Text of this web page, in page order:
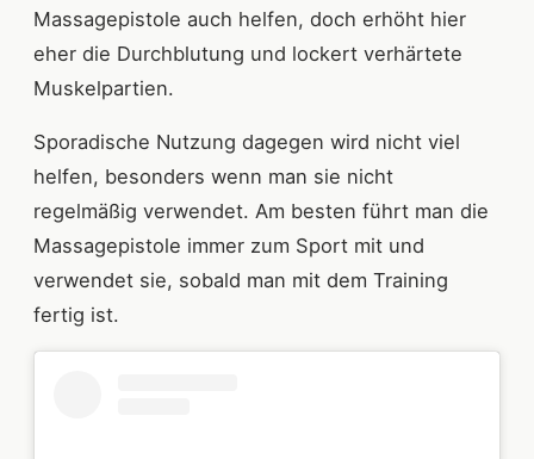
Massagepistole auch helfen, doch erhöht hier
eher die Durchblutung und lockert verhärtete
Muskelpartien.
Sporadische Nutzung dagegen wird nicht viel
helfen, besonders wenn man sie nicht
regelmäßig verwendet. Am besten führt man die
Massagepistole immer zum Sport mit und
verwendet sie, sobald man mit dem Training
fertig ist.